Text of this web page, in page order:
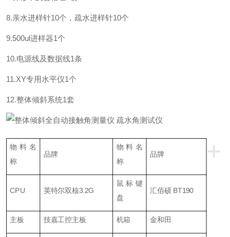
8.亲水进样针10个，疏水进样针10个
9.500ul进样器1个
10.电源线及数据线1条
11.XY专用水平仪1个
12.整体倾斜系统1套
+
物料名
称
品牌
物料名
称
品牌
CPU 英特尔双核3.2G
鼠标键
盘
汇佰硕 BT190
主板 技嘉工控主板 机箱 金和田